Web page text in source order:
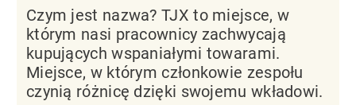
Czym jest nazwa? TJX to miejsce, w
którym nasi pracownicy zachwycają
kupujących wspaniałymi towarami.
Miejsce, w którym członkowie zespołu
czynią różnicę dzięki swojemu wkładowi.